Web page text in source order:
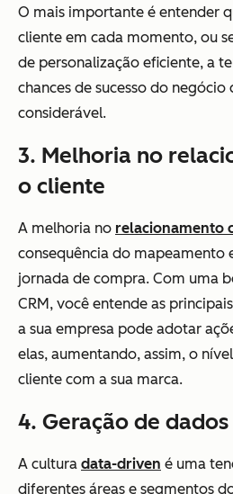
O mais importante é entender
cliente em cada momento, ou
de personalização eficiente, a
chances de sucesso do
considerável.
3. Melhoria no
o cliente
A melhoria no relacionamento
consequência do mapeamento
jornada de compra. Com uma
CRM, você entende as
a sua empresa pode adotar
elas, aumentando, assim, o
cliente com a sua marca.
4. Geração de
A cultura data-driven é uma
diferentes áreas e segmentos